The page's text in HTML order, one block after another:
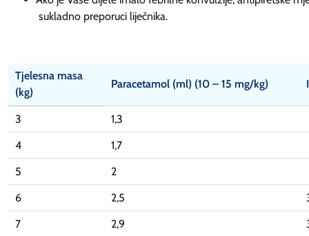
sukladno preporuci liječnika.
Tjelesna masa
(kg)
Paracetamol(ml) (10 – 15 mg/kg)
3
1,3
4
1,7
5
2
6
2,5
7
2,9